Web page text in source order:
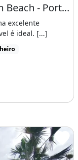
Apartamento à venda no Palm Beach - Porteira fechada, pronto para morar ou gerar renda
excelente
é ideal. [...]